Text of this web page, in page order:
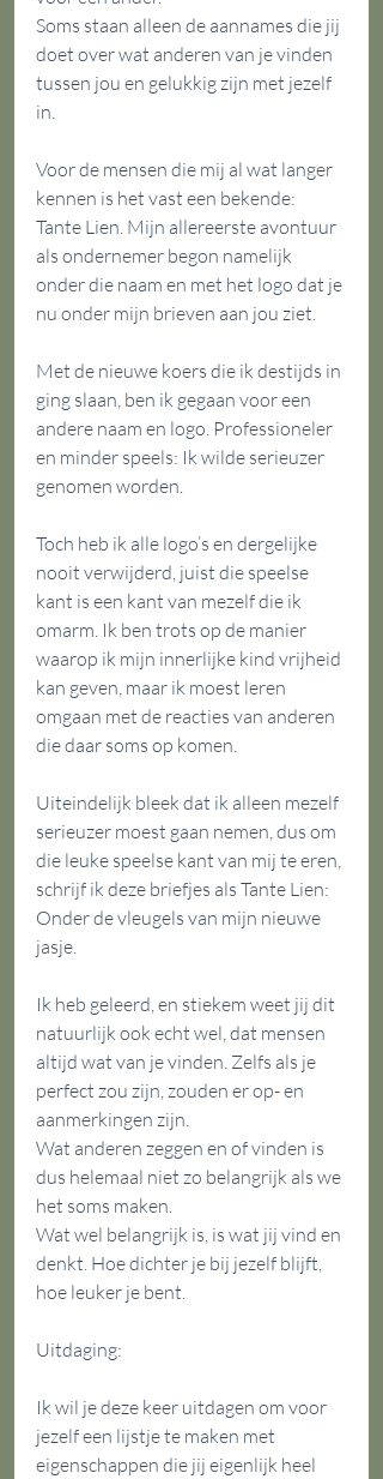
Soms staan alleen de aannames die jij
doet over wat anderen van je vinden
tussen jou en gelukkig zijn met jezelf
in.
Voor de mensen die mij al wat langer
kennen is het vast een bekende:
Tante Lien. Mijn allereerste avontuur
als ondernemer begon namelijk
onder die naam en met het logo dat je
nu onder mijn brieven aan jou ziet.
Met de nieuwe koers die ik destijds in
ging slaan, ben ik gegaan voor een
andere naam en logo. Professioneler
en minder speels: Ik wilde serieuzer
genomen worden.
Toch heb ik alle logo’s en dergelijke
nooit verwijderd, juist die speelse
kant is een kant van mezelf die ik
omarm. Ik ben trots op de manier
waarop ik mijn innerlijke kind vrijheid
kan geven, maar ik moest leren
omgaan met de reacties van anderen
die daar soms op komen.
Uiteindelijk bleek dat ik alleen mezelf
serieuzer moest gaan nemen, dus om
die leuke speelse kant van mij te eren,
schrijf ik deze briefjes als Tante Lien:
Onder de vleugels van mijn nieuwe
jasje.
Ik heb geleerd, en stiekem weet jij dit
natuurlijk ook echt wel, dat mensen
altijd wat van je vinden. Zelfs als je
perfect zou zijn, zouden er op- en
aanmerkingen zijn.
Wat anderen zeggen en of vinden is
dus helemaal niet zo belangrijk als we
het soms maken.
Wat wel belangrijk is, is wat jij vind en
denkt. Hoe dichter je bij jezelf blijft,
hoe leuker je bent.
Uitdaging:
Ik wil je deze keer uitdagen om voor
jezelf een lijstje te maken met
eigenschappen die jij eigenlijk heel